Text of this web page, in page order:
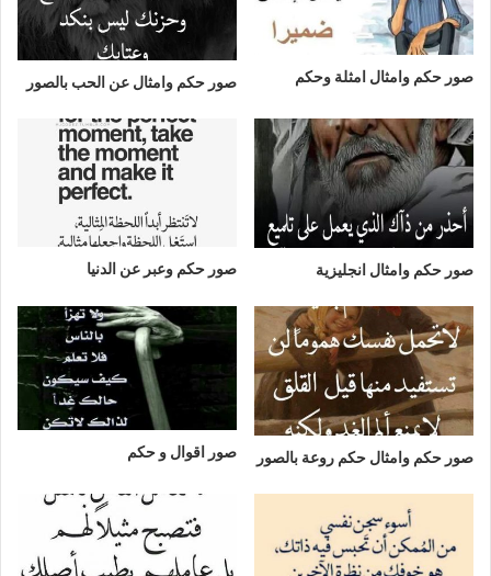
صور حكم وامثال امثلة وحكم صور حكم وامثال عن الحب بالصور
صور حكم وامثال انجليزية صور حكم وعبر عن الدنيا
صور حكم وامثال حكم روعة بالصور صور اقوال و حكم